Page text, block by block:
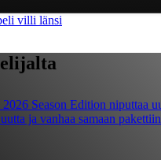
villi länsi
ja vanhaa samaan pakettiin